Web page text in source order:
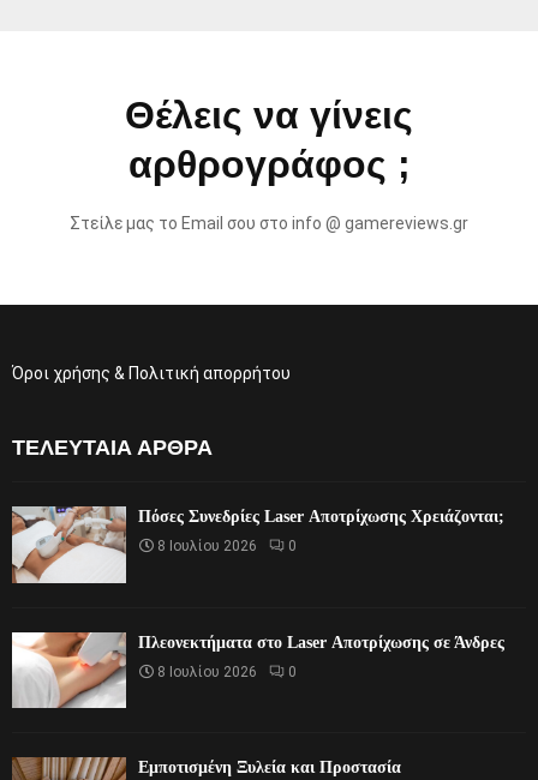
Θέλεις να γίνεις
αρθρογράφος ;
Στείλε μας το Email σου στο info @ gamereviews.gr
Όροι χρήσης & Πολιτική απορρήτου
ΤΕΛΕΥΤΑΊΑ ΆΡΘΡΑ
Πόσες Συνεδρίες Laser Αποτρίχωσης Χρειάζονται;
8 Ιουλίου 2026 0
Πλεονεκτήματα στο Laser Αποτρίχωσης σε Άνδρες
8 Ιουλίου 2026 0
Εμποτισμένη Ξυλεία και Προστασία